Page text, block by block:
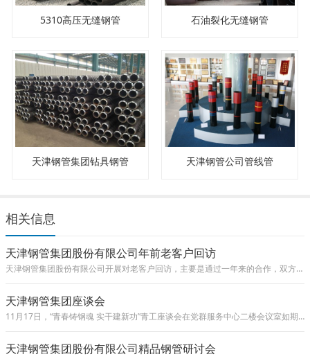
5310高压无缝钢管 石油裂化无缝钢管
天津钢管集团钻具钢管 天津钢管公司管线管
相关信息
天津钢管集团股份有限公司年前老客户回访
天津钢管集团股份有限公司开展对老客户回访，主要是通过一年来的合作，双方就协作开展公关对话，对产品型号以及交货流程等多环节进行交流，指
天津钢管集团座谈会
11月17日，“青春铸钢魂 实干建新功”青工座谈会在党群服务中心二楼会议室如期举行。天津钢管集团股份有限公司纪委书记王勇，党群工作部部长李儒
天津钢管集团股份有限公司精品钢管研讨会